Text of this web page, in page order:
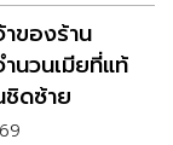
าของร้าน
นวนเมียที่แท้
ดซ้าย